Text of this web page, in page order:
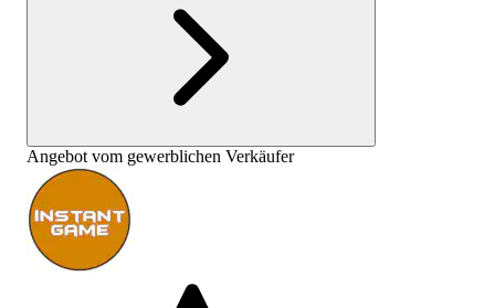
Angebot vom gewerblichen Verkäufer